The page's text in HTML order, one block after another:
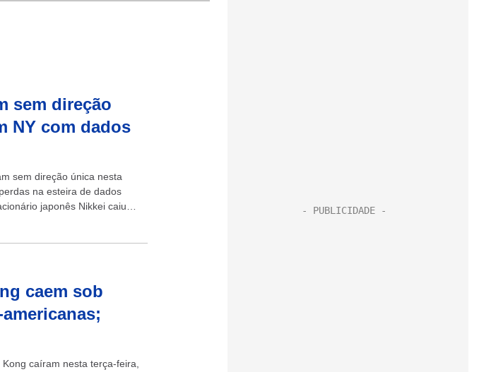
sem direção
NY com dados
sem direção única nesta
na esteira de dados
japonês Nikkei caiu
caem sob
caíram nesta terça-feira,